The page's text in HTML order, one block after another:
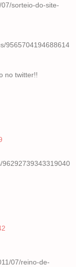
sorteio-do-site-
9565704194688614
no twitter!!
96292739343319040
07/reino-de-